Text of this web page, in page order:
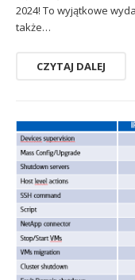
2024! To wyjątkowe
także…
CZYTAJ DALEJ